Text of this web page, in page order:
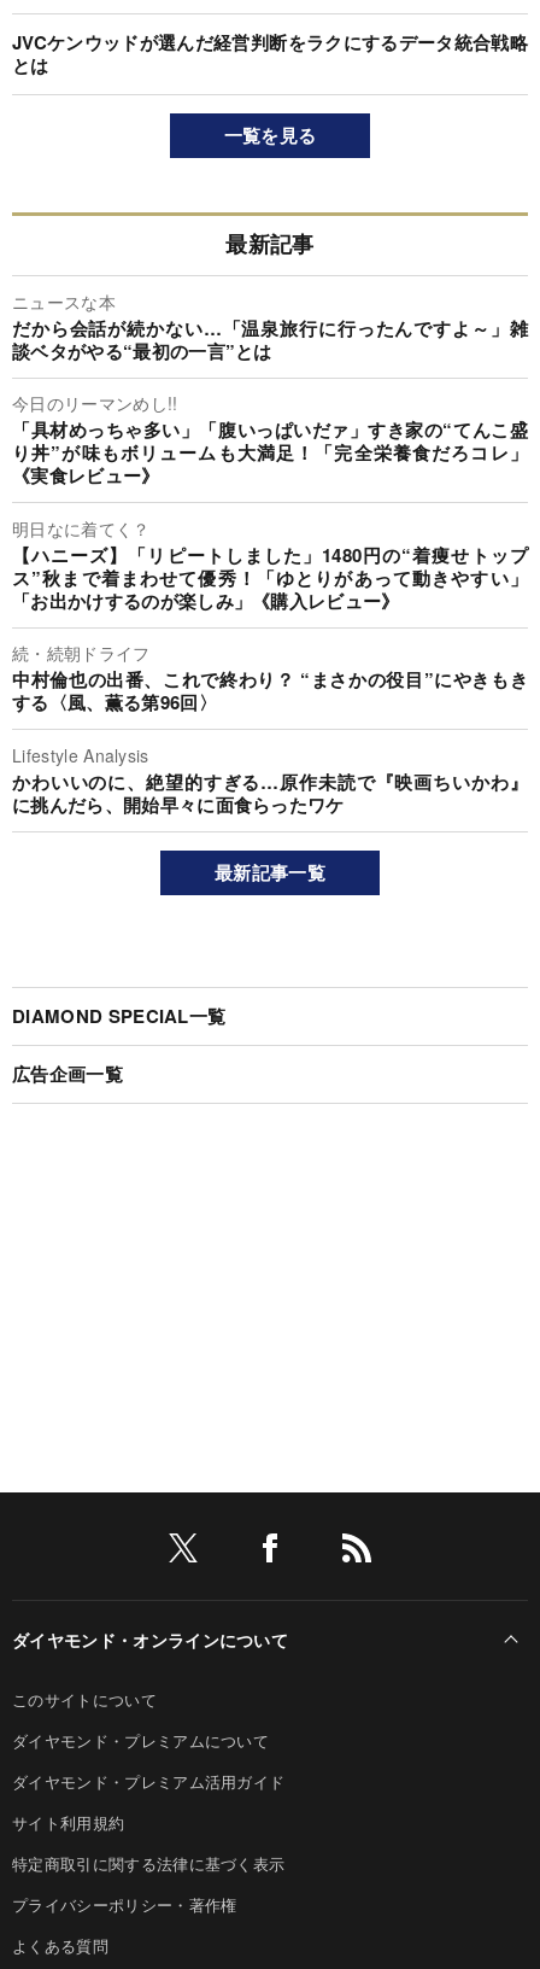
JVCケンウッドが選んだ経営判断をラクにするデータ統合戦略
とは
一覧を見る
最新記事
ニュースな本
だから会話が続かない…「温泉旅行に行ったんですよ～」雑
談ベタがやる“最初の一言”とは
今日のリーマンめし!!
「具材めっちゃ多い」「腹いっぱいだァ」すき家の“てんこ盛
り丼”が味もボリュームも大満足！「完全栄養食だろコレ」
《実食レビュー》
明日なに着てく？
【ハニーズ】「リピートしました」1480円の“着痩せトップ
ス”秋まで着まわせて優秀！「ゆとりがあって動きやすい」
「お出かけするのが楽しみ」《購入レビュー》
続・続朝ドライフ
中村倫也の出番、これで終わり？ “まさかの役目”にやきもき
する〈風、薫る第96回〉
Lifestyle Analysis
かわいいのに、絶望的すぎる…原作未読で『映画ちいかわ』
に挑んだら、開始早々に面食らったワケ
最新記事一覧
DIAMOND SPECIAL一覧
広告企画一覧
ダイヤモンド・オンラインについて
このサイトについて
ダイヤモンド・プレミアムについて
ダイヤモンド・プレミアム活用ガイド
サイト利用規約
特定商取引に関する法律に基づく表示
プライバシーポリシー・著作権
よくある質問